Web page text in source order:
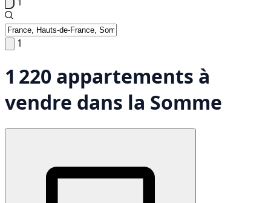
1
1 220 appartements à
vendre dans la Somme